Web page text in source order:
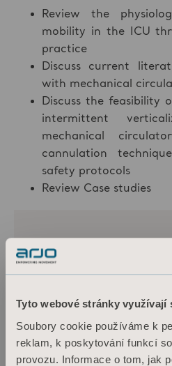
Tyto webové stránky využívají
Soubory cookie používáme k
reklam, k poskytování funkcí
provozu. Informace o tom, jak
Review the
mobility in the ICU
practice
Discuss current
with mechanical
Discuss the feasibility
intermittent
mechanical
cannulation
safety protocols
Review Case studies